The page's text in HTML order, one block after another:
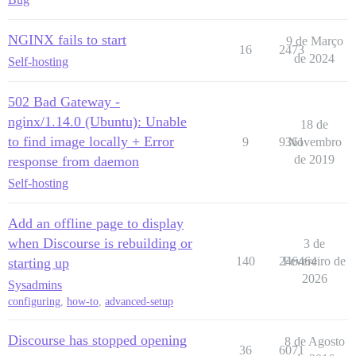
NGINX fails to start
Self-hosting
16 2473
9 de Março
de 2024
502 Bad Gateway -
nginx/1.14.0 (Ubuntu): Unable
to find image locally + Error
response from daemon
Self-hosting
9 9361
18 de
Novembro
de 2019
Add an offline page to display
when Discourse is rebuilding or
starting up
Sysadmins
configuring, how-to, advanced-setup
140 246464
3 de
Fevereiro de
2026
Discourse has stopped opening
36 6071
8 de Agosto